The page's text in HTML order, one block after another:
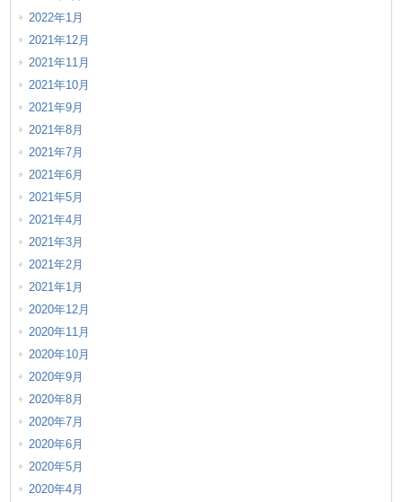
2022年1月
2021年12月
2021年11月
2021年10月
2021年9月
2021年8月
2021年7月
2021年6月
2021年5月
2021年4月
2021年3月
2021年2月
2021年1月
2020年12月
2020年11月
2020年10月
2020年9月
2020年8月
2020年7月
2020年6月
2020年5月
2020年4月